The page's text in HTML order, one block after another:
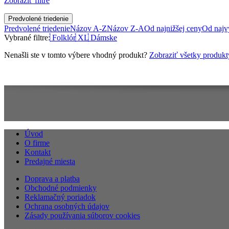
Predvolené triedenie
Predvolené triedenieNázov A-ZNázov Z-AOd najnižšej cenyOd
Vybrané filtre: FolklórXL Dámske
Nenašli ste v tomto výbere vhodný produkt? Zobraziť všetky
Úvod
O firme
Kontakt
Predajné miesta
Doprava a platba
Obchodné podmienky
Reklamačný poriadok
Ochrana osobných údajov
Zásady používania súborov cookies